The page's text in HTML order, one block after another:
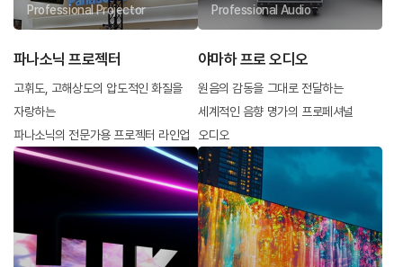
Professional Projector
파나소닉 프로젝터
고휘도, 고해상도의 압도적인 화질을
자랑하는
파나소닉의 전문가용 프로젝터 라인업
Professional Audio
야마하 프로 오디오
원음의 감동을 그대로 전달하는
세계적인 음향 명가의 프로페셔널
오디오